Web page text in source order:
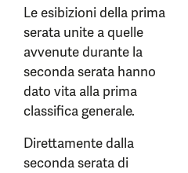
Le esibizioni della prima
serata unite a quelle
avvenute durante la
seconda serata hanno
dato vita alla prima
classifica generale.
Direttamente dalla
seconda serata di